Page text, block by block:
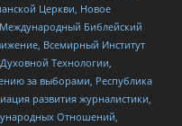
Церкви, Новое
Библейский
Всемирный Институт
Технологии,
за выборами, Республика
развития журналистики,
Отношений,